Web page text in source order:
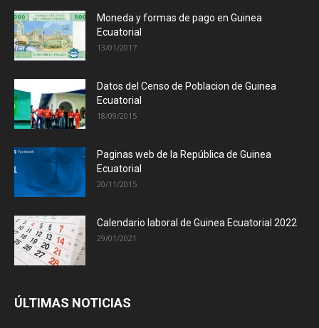
Moneda y formas de pago en Guinea
Ecuatorial
13/01/2017
Datos del Censo de Poblacion de Guinea
Ecuatorial
18/09/2015
Paginas web de la República de Guinea
Ecuatorial
20/11/2015
Calendario laboral de Guinea Ecuatorial 2022
29/01/2021
ÚLTIMAS NOTICIAS